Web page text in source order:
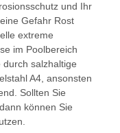
und Ihr
Gefahr Rost
extreme
im Poolbereich
salzhaltige
A4, ansonsten
Sollten Sie
können Sie